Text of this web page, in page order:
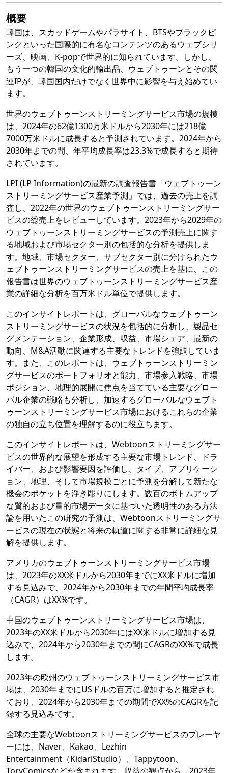
概要
韓国は、スカッドゲームやパラサイト、BTSやブラックピ
ンクといった国際的に有名なコンテンツのあるウェブシリ
ーズ、映画、K-popで世界的に知られています。しかし、
もう一つの韓国の文化的輸出品、ウェブトゥーンとその関
連IPが、韓国国内だけでなく世界中に影響を与え始めてい
ます。
世界のウェブトゥーンストリーミングサービス市場の規模
は、2024年の62億1300万米ドルから2030年には218億
7000万米ドルに成長すると予測されています。2024年から
2030年までの間、年平均成長率は23.3%で成長すると期待
されています。
LPI (LP Information)の最新の調査報告書「ウェブトゥーン
ストリーミングサービス産業予測」では、過去の売上を調
査し、2022年の世界のウェブトゥーンストリーミングサー
ビスの総売上をレビューしています。2023年から2029年の
ウェブトゥーンストリーミングサービスの予測売上に関す
る地域および市場セクター別の包括的な分析を提供しま
す。地域、市場セクター、サブセクター別に分けられたウ
ェブトゥーンストリーミングサービスの売上を基に、この
報告書は世界のウェブトゥーンストリーミングサービス産
業の詳細な分析を百万米ドル単位で提供します。
このインサイトレポートは、グローバルなウェブトゥーン
ストリーミングサービスの状況を包括的に分析し、製品セ
グメンテーション、企業形成、収益、市場シェア、最新の
動向、M&A活動に関連する主要なトレンドを強調していま
す。また、このレポートは、ウェブトゥーンストリーミン
グサービスのポートフォリオと能力、市場参入戦略、市場
ポジション、地理的展開に焦点を当てている主要なグロー
バル企業の戦略も分析し、加速するグローバルなウェブト
ゥーンストリーミングサービス市場におけるこれらの企業
の独自の立ち位置を理解するのに役立ちます。
このインサイトレポートは、Webtoonストリーミングサー
ビスの世界的な展望を形成する主要な市場トレンド、ドラ
イバー、および影響要因を評価し、タイプ、アプリケーシ
ョン、地理、そして市場規模ごとに予測を分解して新たな
機会のポケットを浮き彫りにします。数百のボトムアップ
な質的および量的市場データに基づいた透明性のある方法
論を用いたこの研究の予測は、Webtoonストリーミングサ
ービスの現在の状態と将来の軌道に関する非常に詳細な見
解を提供します。
アメリカのウェブトゥーンストリーミングサービス市場
は、2023年のXX米ドルから2030年までにXX米ドルに増加
する見込みで、2024年から2030年までの年間平均成長率
（CAGR）はXX%です。
中国のウェブトゥーンストリーミングサービス市場は、
2023年のXX米ドルから2030年にはXX米ドルに増加する見
込みで、2024年から2030年までの間にCAGRのXX%で成長
します。
2023年の欧州のウェブトゥーンストリーミングサービス市
場は、2030年までにUSドルの百万に増加すると推定され
ており、2024年から2030年までの期間でXX%のCAGRを記
録する見込みです。
全球の主要なWebtoonストリーミングサービスのプレーヤ
ーには、Naver、Kakao、Lezhin
Entertainment（KidariStudio）、Tappytoon、